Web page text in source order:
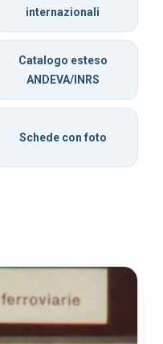
internazionali
Catalogo esteso
ANDEVA/INRS
Schede con foto